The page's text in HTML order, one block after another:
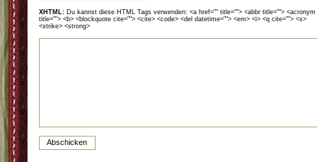
XHTML: Du kannst diese HTML Tags verwenden: <a href="" title=""> <abbr title=""> <acronym
title=""> <b> <blockquote cite=""> <cite> <code> <del datetime=""> <em> <i> <q cite=""> <s>
<strike> <strong>